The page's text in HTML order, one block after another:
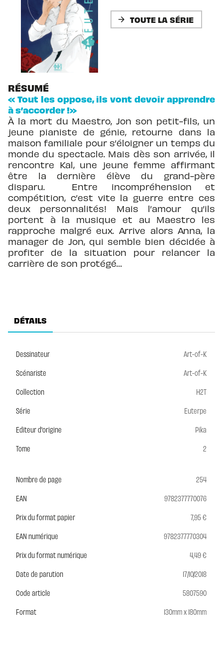
arrow_forward TOUTE LA SÉRIE
RÉSUMÉ
« Tout les oppose, ils vont devoir apprendre
à s’accorder !»
À la mort du Maestro, Jon son petit-fils, un
jeune pianiste de génie, retourne dans la
maison familiale pour s’éloigner un temps du
monde du spectacle. Mais dès son arrivée, il
rencontre Kal, une jeune femme affirmant
être la dernière élève du grand-père
disparu. Entre incompréhension et
compétition, c’est vite la guerre entre ces
deux personnalités! Mais l’amour qu’ils
portent à la musique et au Maestro les
rapproche malgré eux. Arrive alors Anna, la
manager de Jon, qui semble bien décidée à
profiter de la situation pour relancer la
carrière de son protégé…
DÉTAILS
Dessinateur
Art-of-K
Scénariste
Art-of-K
Collection
H2T
Série
Euterpe
Editeur d'origine
Pika
Tome
2
Nombre de page
254
EAN
9782377770076
Prix du format papier
7,95 €
EAN numérique
9782377770304
Prix du format numérique
4,49 €
Date de parution
17/10/2018
Code article
5807590
Format
130mm x 180mm